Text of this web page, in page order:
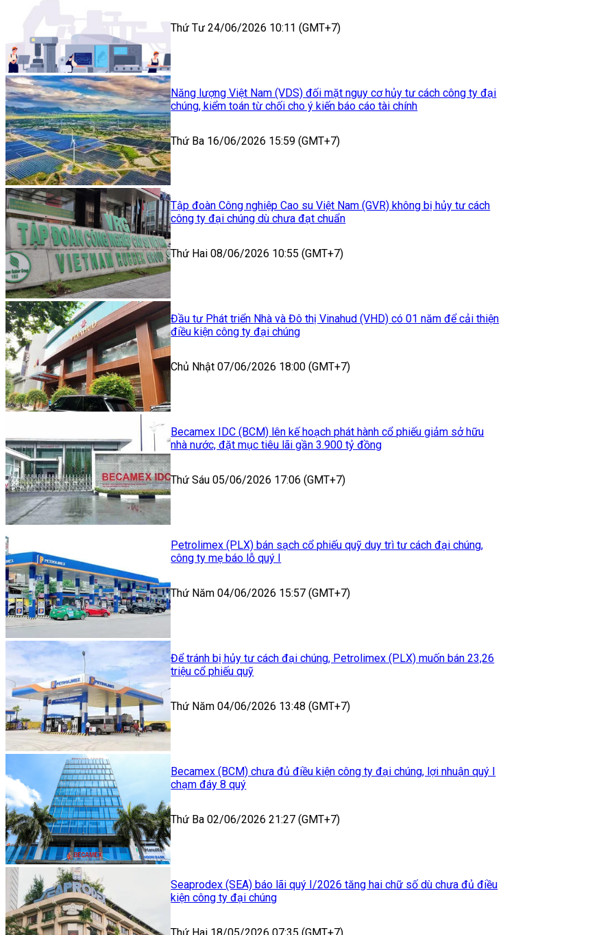
Thứ Tư 24/06/2026 10:11 (GMT+7)
Năng lượng Việt Nam (VDS) đối mặt nguy cơ hủy tư cách công ty đại
chúng, kiểm toán từ chối cho ý kiến báo cáo tài chính
Thứ Ba 16/06/2026 15:59 (GMT+7)
Tập đoàn Công nghiệp Cao su Việt Nam (GVR) không bị hủy tư cách
công ty đại chúng dù chưa đạt chuẩn
Thứ Hai 08/06/2026 10:55 (GMT+7)
Đầu tư Phát triển Nhà và Đô thị Vinahud (VHD) có 01 năm để cải thiện
điều kiện công ty đại chúng
Chủ Nhật 07/06/2026 18:00 (GMT+7)
Becamex IDC (BCM) lên kế hoạch phát hành cổ phiếu giảm sở hữu
nhà nước, đặt mục tiêu lãi gần 3.900 tỷ đồng
Thứ Sáu 05/06/2026 17:06 (GMT+7)
Petrolimex (PLX) bán sạch cổ phiếu quỹ duy trì tư cách đại chúng,
công ty mẹ báo lỗ quý I
Thứ Năm 04/06/2026 15:57 (GMT+7)
Để tránh bị hủy tư cách đại chúng, Petrolimex (PLX) muốn bán 23,26
triệu cổ phiếu quỹ
Thứ Năm 04/06/2026 13:48 (GMT+7)
Becamex (BCM) chưa đủ điều kiện công ty đại chúng, lợi nhuận quý I
chạm đáy 8 quý
Thứ Ba 02/06/2026 21:27 (GMT+7)
Seaprodex (SEA) báo lãi quý I/2026 tăng hai chữ số dù chưa đủ điều
kiện công ty đại chúng